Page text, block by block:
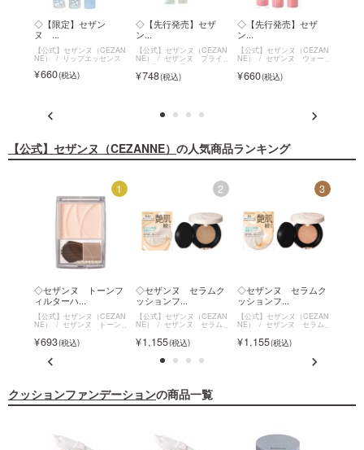
◇【限定】セザン
ヌ ...
【公式】セザンヌ（CEZAN
NE） リップエッセンス
660
◇【先行発売】セザ
ン...
【公式】セザンヌ（CEZAN
NE） セザンヌ ブライ
トカラーシーラー
748
◇【先行発売】セザ
ン...
【公式】セザンヌ（CEZAN
NE） セザンヌ ウォー
タリーティントリップ
660
【公式】セザンヌ（CEZANNE） の人気商品ランキング
1
◇セザンヌ トーンフ
ィルターハ...
【公式】セザンヌ（CEZAN
NE） セザンヌ トーン
フィルターハイライト
693
2
◇セザンヌ セラムク
ッションフ...
【公式】セザンヌ（CEZAN
NE） セザンヌ セラム
クッションファンデーショ
ン1,155
3
◇セザンヌ セラムク
ッションフ...
【公式】セザンヌ（CEZAN
NE） セザンヌ セラム
クッションファンデーショ
ン1,155
クッションファンデーションの商品一覧